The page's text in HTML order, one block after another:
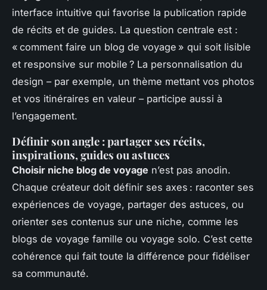
interface intuitive qui favorise la publication rapide
de récits et de guides. La question centrale est :
« comment faire un blog de voyage » qui soit lisible
et responsive sur mobile ? La personnalisation du
design – par exemple, un thème mettant vos photos
et vos itinéraires en valeur – participe aussi à
l’engagement.
Définir son angle : partager ses récits,
inspirations, guides ou astuces
Choisir niche blog de voyage n’est pas anodin.
Chaque créateur doit définir ses axes : raconter ses
expériences de voyage, partager des astuces, ou
orienter ses contenus sur une niche, comme les
blogs de voyage famille ou voyage solo. C’est cette
cohérence qui fait toute la différence pour fidéliser
sa communauté.